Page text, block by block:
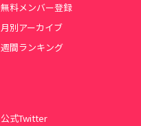
無料メンバー登録
月別アーカイブ
週間ランキング
公式Twitter